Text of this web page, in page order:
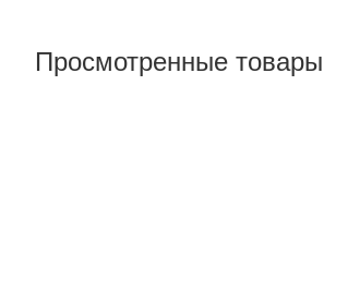
Просмотренные товары